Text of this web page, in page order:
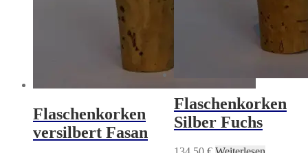
Flaschenkorken
versilbert Fasan
Flaschenkorken
Silber Fuchs